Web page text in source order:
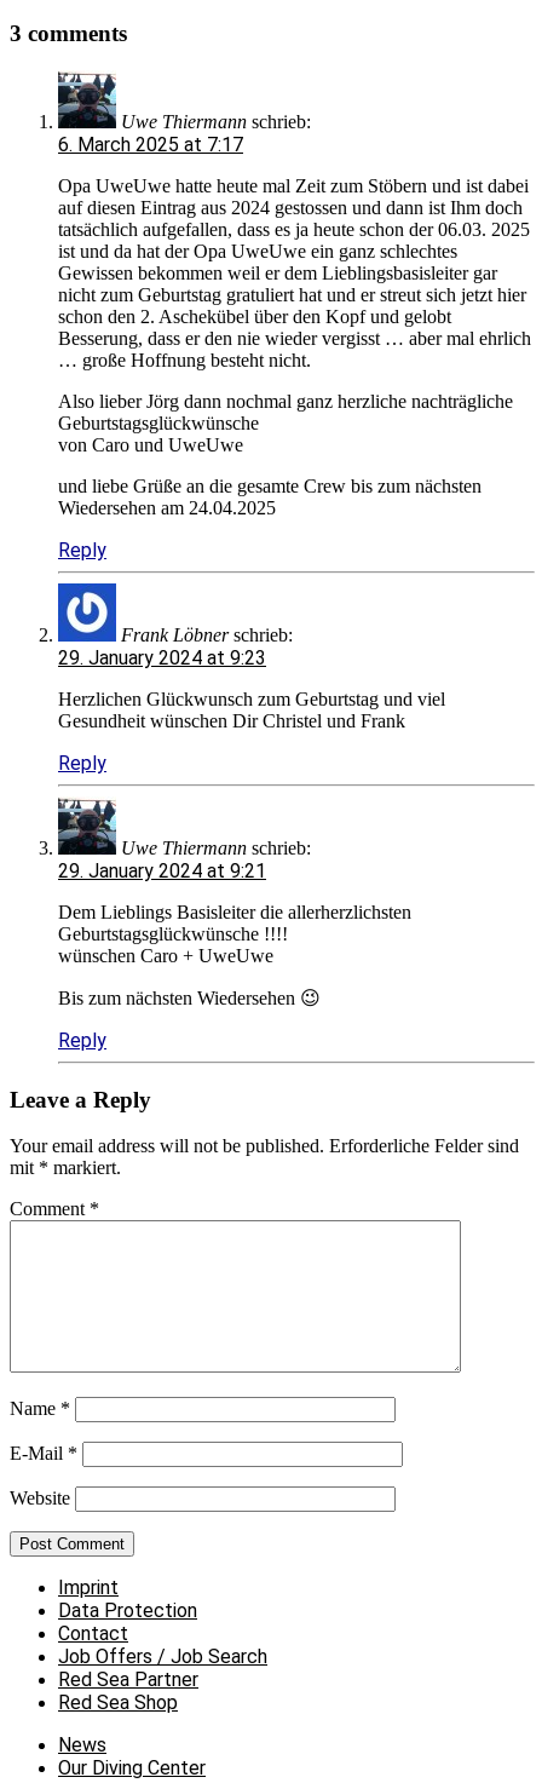
3 comments
Uwe Thiermann schrieb:
6. March 2025 at 7:17
Opa UweUwe hatte heute mal Zeit zum Stöbern und ist dabei
auf diesen Eintrag aus 2024 gestossen und dann ist Ihm doch
tatsächlich aufgefallen, dass es ja heute schon der 06.03. 2025
ist und da hat der Opa UweUwe ein ganz schlechtes
Gewissen bekommen weil er dem Lieblingsbasisleiter gar
nicht zum Geburtstag gratuliert hat und er streut sich jetzt hier
schon den 2. Aschekübel über den Kopf und gelobt
Besserung, dass er den nie wieder vergisst … aber mal ehrlich
… große Hoffnung besteht nicht.
Also lieber Jörg dann nochmal ganz herzliche nachträgliche
Geburtstagsglückwünsche
von Caro und UweUwe
und liebe Grüße an die gesamte Crew bis zum nächsten
Wiedersehen am 24.04.2025
Reply
Frank Löbnerschrieb:
29. January 2024 at 9:23
Herzlichen Glückwunsch zum Geburtstag und viel
Gesundheit wünschen Dir Christel und Frank
Reply
Uwe Thiermann schrieb:
29. January 2024 at 9:21
Dem Lieblings Basisleiter die allerherzlichsten
Geburtstagsglückwünsche !!!!
wünschen Caro + UweUwe
Bis zum nächsten Wiedersehen 😉
Reply
Leave a Reply
Your email address will not be published. Erforderliche Felder sind
mit * markiert.
Comment *
Name *
E-Mail *
Website
Imprint
Data Protection
Contact
Job Offers / Job Search
Red Sea Partner
Red Sea Shop
News
Our Diving Center